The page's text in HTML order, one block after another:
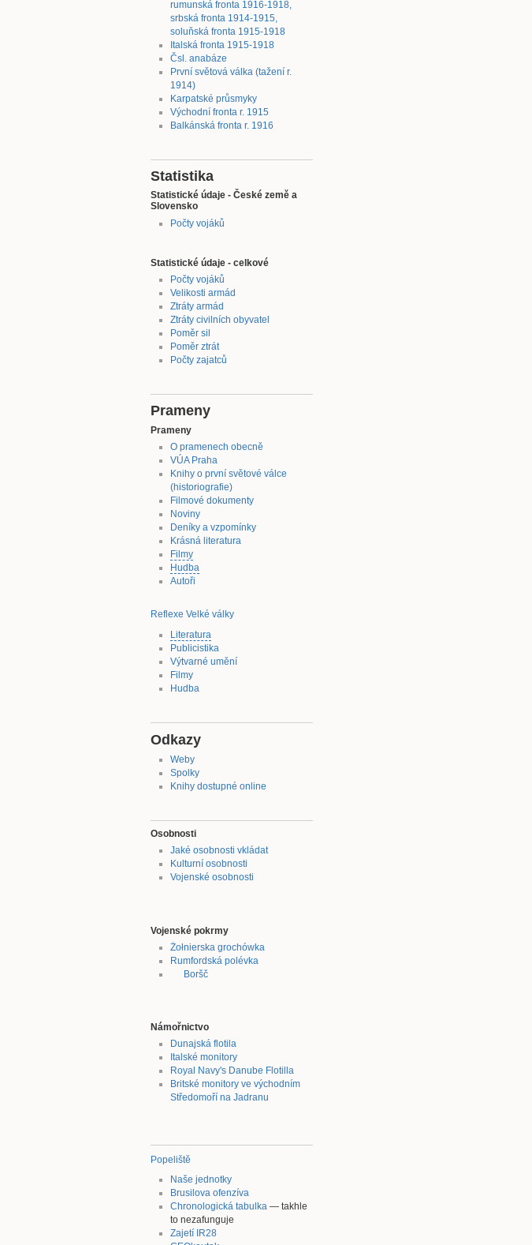
rumunská fronta 1916-1918,
srbská fronta 1914-1915,
soluňská fronta 1915-1918
Italská fronta 1915-1918
Čsl. anabáze
První světová válka (tažení r.
1914)
Karpatské průsmyky
Východní fronta r. 1915
Balkánská fronta r. 1916
Statistika
Statistické údaje - České země a
Slovensko
Počty vojáků
Statistické údaje - celkové
Počty vojáků
Velikosti armád
Ztráty armád
Ztráty civilních obyvatel
Poměr sil
Poměr ztrát
Počty zajatců
Prameny
Prameny
O pramenech obecně
VÚA Praha
Knihy o první světové válce
(historiografie)
Filmové dokumenty
Noviny
Deníky a vzpomínky
Krásná literatura
Filmy
Hudba
Autoři
Reflexe Velké války
Literatura
Publicistika
Výtvarné umění
Filmy
Hudba
Odkazy
Weby
Spolky
Knihy dostupné online
Osobnosti
Jaké osobnosti vkládat
Kulturní osobnosti
Vojenské osobnosti
Vojenské pokrmy
Żołnierska grochówka
Rumfordská polévka
Boršč
Námořnictvo
Dunajská flotila
Italské monitory
Royal Navy's Danube Flotilla
Britské monitory ve východním
Středomoří na Jadranu
Popeliště
Naše jednotky
Brusilova ofenzíva
Chronologická tabulka— takhle
to nezafunguje
Zajetí IR28